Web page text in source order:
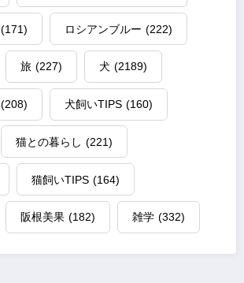
(171) ロシアンブルー (222)
旅 (227) 犬 (2189)
(208) 犬飼いTIPS (160)
猫との暮らし (221)
猫飼いTIPS (164)
阪根美果 (182) 雑学 (332)